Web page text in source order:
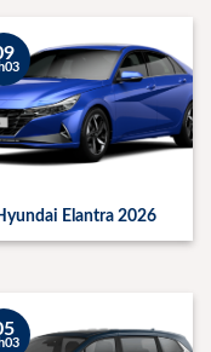
Elantra 2026